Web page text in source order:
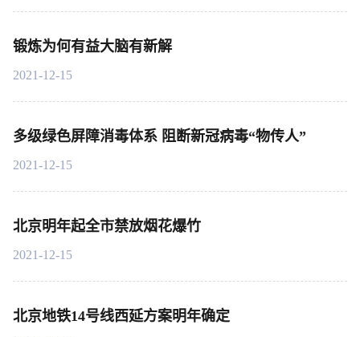
锻炼为何有益大脑有新解
2021-12-15
多级绿色屏障消毒体系 阻断新冠病毒“物传人”
2021-12-15
北京明年起全市禁放烟花爆竹
2021-12-15
北京地铁14号线西延方案明年确定